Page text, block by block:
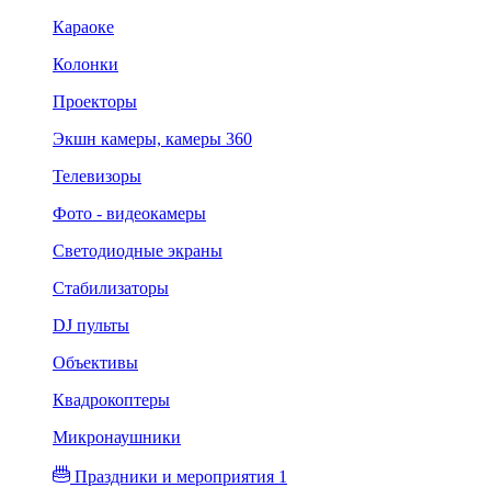
Караоке
Колонки
Проекторы
Экшн камеры, камеры 360
Телевизоры
Фото - видеокамеры
Светодиодные экраны
Стабилизаторы
DJ пульты
Объективы
Квадрокоптеры
Микронаушники
Праздники и мероприятия 1